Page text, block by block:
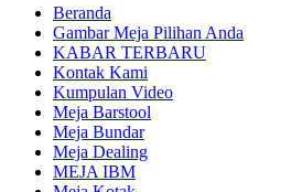
Beranda
Gambar Meja Pilihan Anda
KABAR TERBARU
Kontak Kami
Kumpulan Video
Meja Barstool
Meja Bundar
Meja Dealing
MEJA IBM